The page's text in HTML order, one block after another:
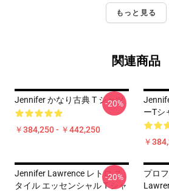
もっと見る
関連商品
Jennifer かなり古典 T シャツ
￥384,250 - ￥442,250
-20%
ーTシ
￥
Jennifer Lawrence レトロ ス
タイル エッセンシャル T シャ
-20%
プロ